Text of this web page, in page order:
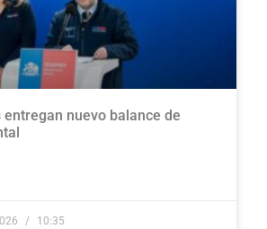
nuevo balance de
10:35